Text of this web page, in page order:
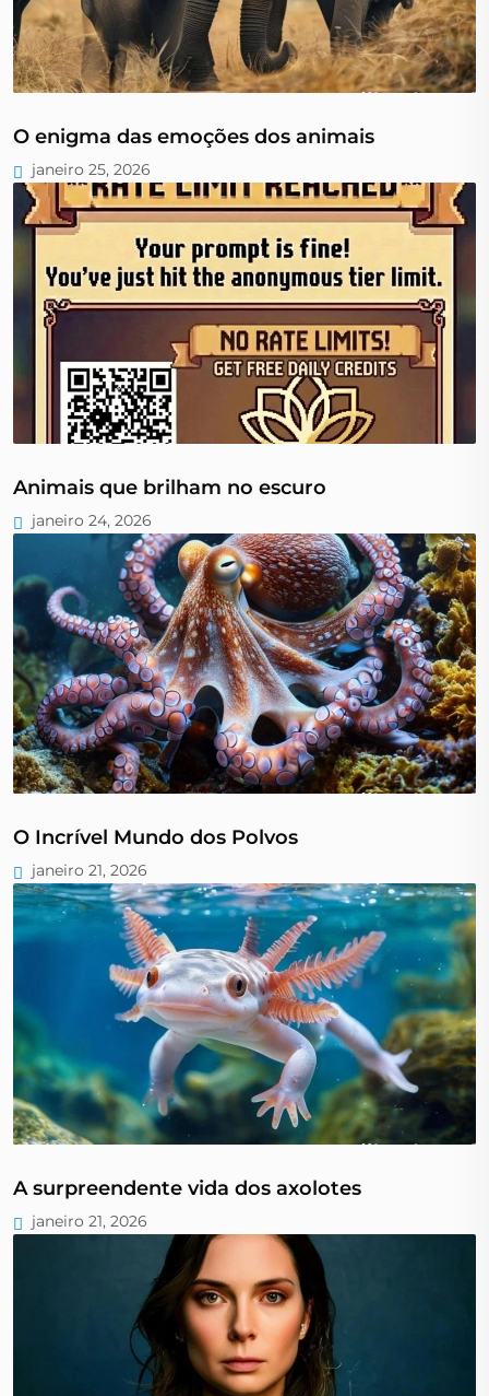
O enigma das emoções dos animais
janeiro 25, 2026
Animais que brilham no escuro
janeiro 24, 2026
O Incrível Mundo dos Polvos
janeiro 21, 2026
A surpreendente vida dos axolotes
janeiro 21, 2026